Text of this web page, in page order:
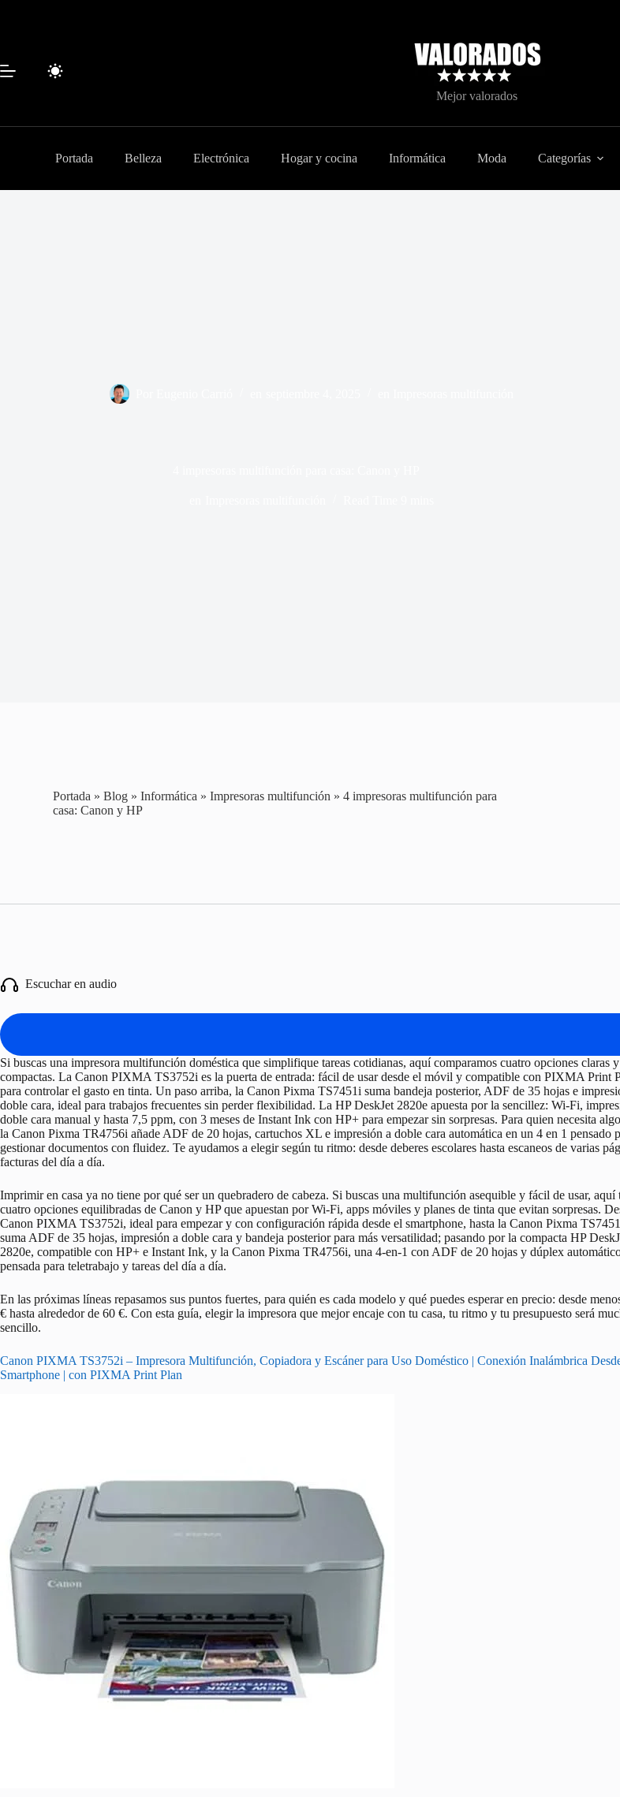
Mejor valorados
Portada Belleza Electrónica Hogar y cocina Informática Moda Categorías
Portada »Blog »Informática »Impresoras multifunción »4 impresoras multifunción para
casa: Canon y HP
Escuchar en audio
Si buscas una impresora multifunción doméstica que simplifique tareas cotidianas, aquí comparamos cuatro opciones claras y
compactas. La Canon PIXMA TS3752i es la puerta de entrada: fácil de usar desde el móvil y compatible con PIXMA Print
para controlar el gasto en tinta. Un paso arriba, la Canon Pixma TS7451i suma bandeja posterior, ADF de 35 hojas e
doble cara, ideal para trabajos frecuentes sin perder flexibilidad. La HP DeskJet 2820e apuesta por la sencillez: Wi‑Fi,
doble cara manual y hasta 7,5 ppm, con 3 meses de Instant Ink con HP+ para empezar sin sorpresas. Para quien necesita
la Canon Pixma TR4756i añade ADF de 20 hojas, cartuchos XL e impresión a doble cara automática en un 4 en 1 pensado
gestionar documentos con fluidez. Te ayudamos a elegir según tu ritmo: desde deberes escolares hasta escaneos de varias
facturas del día a día.
Imprimir en casa ya no tiene por qué ser un quebradero de cabeza. Si buscas una multifunción asequible y fácil de usar, aquí
cuatro opciones equilibradas de Canon y HP que apuestan por Wi‑Fi, apps móviles y planes de tinta que evitan sorpresas.
Canon PIXMA TS3752i, ideal para empezar y con configuración rápida desde el smartphone, hasta la Canon Pixma
suma ADF de 35 hojas, impresión a doble cara y bandeja posterior para más versatilidad; pasando por la compacta HP
2820e, compatible con HP+ e Instant Ink, y la Canon Pixma TR4756i, una 4‑en‑1 con ADF de 20 hojas y dúplex
pensada para teletrabajo y tareas del día a día.
En las próximas líneas repasamos sus puntos fuertes, para quién es cada modelo y qué puedes esperar en precio: desde
€ hasta alrededor de 60 €. Con esta guía, elegir la impresora que mejor encaje con tu casa, tu ritmo y tu presupuesto será
sencillo.
Canon PIXMA TS3752i – Impresora Multifunción, Copiadora y Escáner para Uso Doméstico | Conexión Inalámbrica
Smartphone | con PIXMA Print Plan